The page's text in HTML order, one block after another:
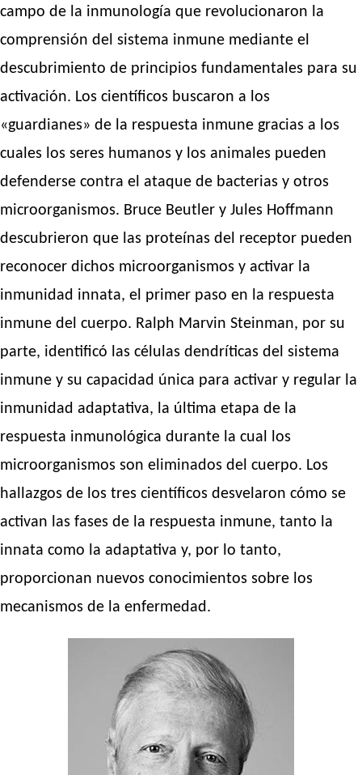
campo de la inmunología que revolucionaron la
comprensión del sistema inmune mediante el
descubrimiento de principios fundamentales para su
activación. Los científicos buscaron a los
«guardianes» de la respuesta inmune gracias a los
cuales los seres humanos y los animales pueden
defenderse contra el ataque de bacterias y otros
microorganismos. Bruce Beutler y Jules Hoffmann
descubrieron que las proteínas del receptor pueden
reconocer dichos microorganismos y activar la
inmunidad innata, el primer paso en la respuesta
inmune del cuerpo. Ralph Marvin Steinman, por su
parte, identificó las células dendríticas del sistema
inmune y su capacidad única para activar y regular la
inmunidad adaptativa, la última etapa de la
respuesta inmunológica durante la cual los
microorganismos son eliminados del cuerpo. Los
hallazgos de los tres científicos desvelaron cómo se
activan las fases de la respuesta inmune, tanto la
innata como la adaptativa y, por lo tanto,
proporcionan nuevos conocimientos sobre los
mecanismos de la enfermedad.